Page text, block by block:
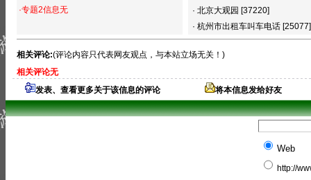
·专题2信息无
· 北京大观园 [37220]
· 杭州市出租车叫车电话 [25077]
相关评论:(评论内容只代表网友观点，与本站立场无关！)
相关评论无
发表、查看更多关于该信息的评论
将本信息发给好友
Web
http://